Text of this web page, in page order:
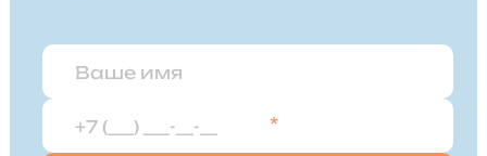
*